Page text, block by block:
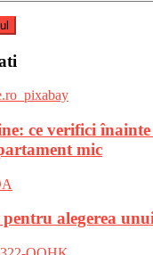
ce verifici înainte
mic
alegerea